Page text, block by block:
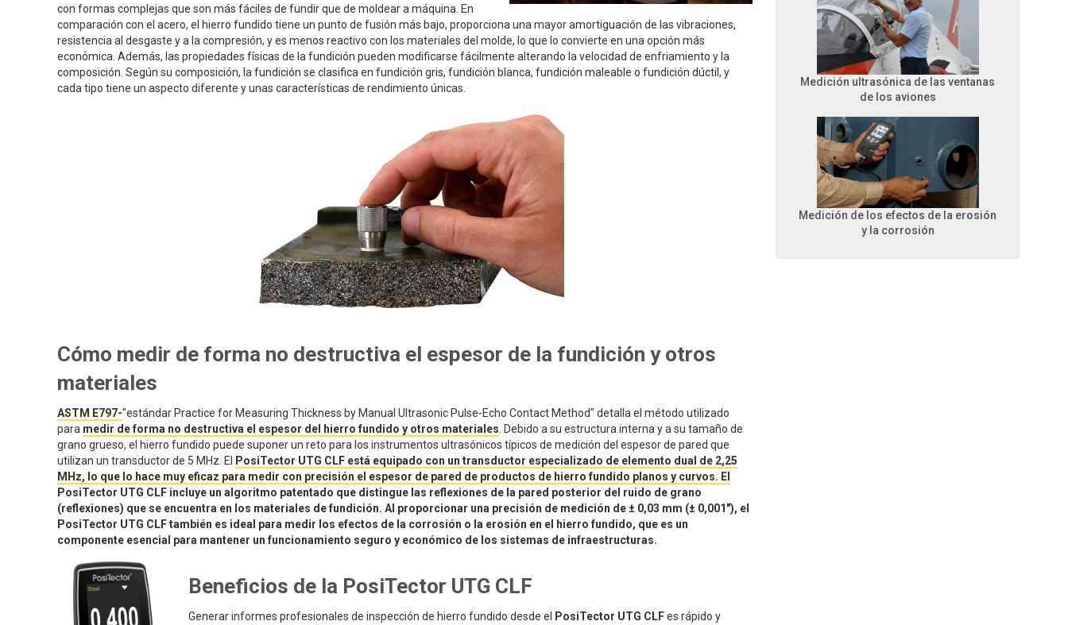
con formas complejas que son más fáciles de fundir que de moldear a máquina. En
comparación con el acero, el hierro fundido tiene un punto de fusión más bajo, proporciona una mayor amortiguación de las vibraciones,
resistencia al desgaste y a la compresión, y es menos reactivo con los materiales del molde, lo que lo convierte en una opción más
económica. Además, las propiedades físicas de la fundición pueden modificarse fácilmente alterando la velocidad de enfriamiento y la
composición. Según su composición, la fundición se clasifica en fundición gris, fundición blanca, fundición maleable o fundición dúctil, y
cada tipo tiene un aspecto diferente y unas características de rendimiento únicas.
Cómo medir de forma no destructiva el espesor de la fundición y otros
materiales
ASTM E797-"estándar Practice for Measuring Thickness by Manual Ultrasonic Pulse-Echo Contact Method" detalla el método utilizado
para medir de forma no destructiva el espesor del hierro fundido y otros materiales . Debido a su estructura interna y a su tamaño de
grano grueso, el hierro fundido puede suponer un reto para los instrumentos ultrasónicos típicos de medición del espesor de pared que
utilizan un transductor de 5 MHz. El
PosiTector UTG CLF está equipado con un transductor especializado de elemento dual de 2,25
MHz, lo que lo hace muy eficaz para medir con precisión el espesor de pared de productos de hierro fundido planos y curvos. El
PosiTector UTG CLF incluye un algoritmo patentado que distingue las reflexiones de la pared posterior del ruido de grano
(reflexiones) que se encuentra en los materiales de fundición. Al proporcionar una precisión de medición de ± 0,03 mm (± 0,001"), el
PosiTector UTG CLF también es ideal para medir los efectos de la corrosión o la erosión en el hierro fundido, que es un
componente esencial para mantener un funcionamiento seguro y económico de los sistemas de infraestructuras.
Beneficios de la PosiTector UTG CLF
Generar informes profesionales de inspección de hierro fundido desde el PosiTector UTG CLFes rápido y
Medición ultrasónica de las ventanas
de los aviones
Medición de los efectos de la erosión
y la corrosión